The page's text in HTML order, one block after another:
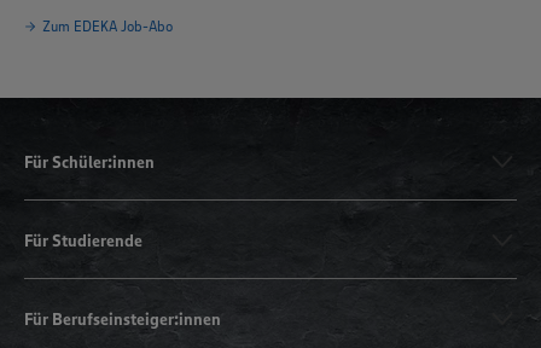
Zum EDEKA Job-Abo
Für Schüler:innen
Für Studierende
Für Berufseinsteiger:innen